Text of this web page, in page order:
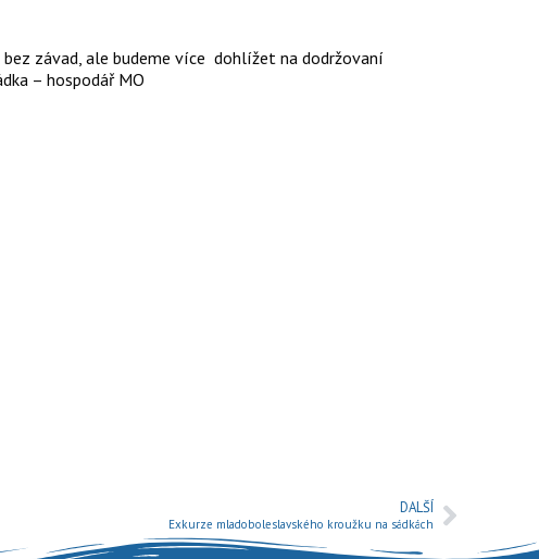
závad, ale budeme více dohlížet na dodržovaní
– hospodář MO
DALŠÍ
Exkurze mladoboleslavského kroužku na sádkách